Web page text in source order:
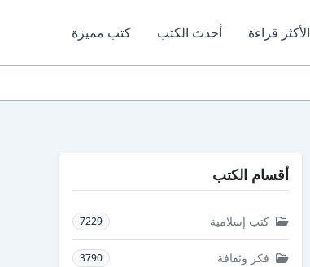
الأكثر قراءة أحدث الكتب كتب مميزة
أقسام الكتب
كتب إسلامية 7229
فكر وثقافة 3790